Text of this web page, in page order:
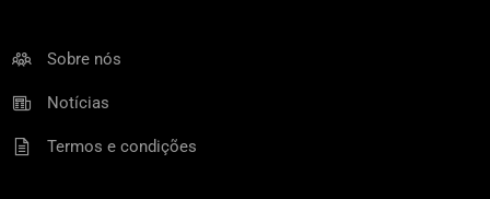
Sobre nós
Notícias
Termos e condições